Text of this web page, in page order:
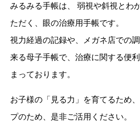
みるみる手帳は、 弱視や斜視とわ
ただく、眼の治療用手帳です。
視力経過の記録や、メガネ店での
来る母子手帳で、治療に関する便
まっております。
お子様の「見る力」を育てるため
プのため、是非ご活用ください。